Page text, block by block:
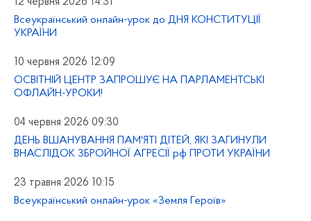
12 червня 2026 14:31
Всеукраїнський онлайн-урок до ДНЯ КОНСТИТУЦІЇ
УКРАЇНИ
10 червня 2026 12:09
ОСВІТНІЙ ЦЕНТР ЗАПРОШУЄ НА ПАРЛАМЕНТСЬКІ
ОФЛАЙН-УРОКИ!
04 червня 2026 09:30
ДЕНЬ ВШАНУВАННЯ ПАМ'ЯТІ ДІТЕЙ, ЯКІ ЗАГИНУЛИ
ВНАСЛІДОК ЗБРОЙНОЇ АГРЕСІЇ рф ПРОТИ УКРАЇНИ
23 травня 2026 10:15
Всеукраїнський онлайн-урок «Земля Героїв»